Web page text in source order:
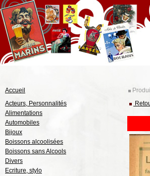
Accueil
Acteurs, Personnalités
Alimentations
Automobiles
Bijoux
Boissons alcoolisées
Boissons sans Alcools
Divers
Ecriture, stylo